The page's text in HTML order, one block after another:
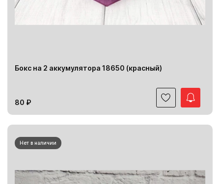
Бокс на 2 аккумулятора 18650 (красный)
80 ₽
Нет в наличии